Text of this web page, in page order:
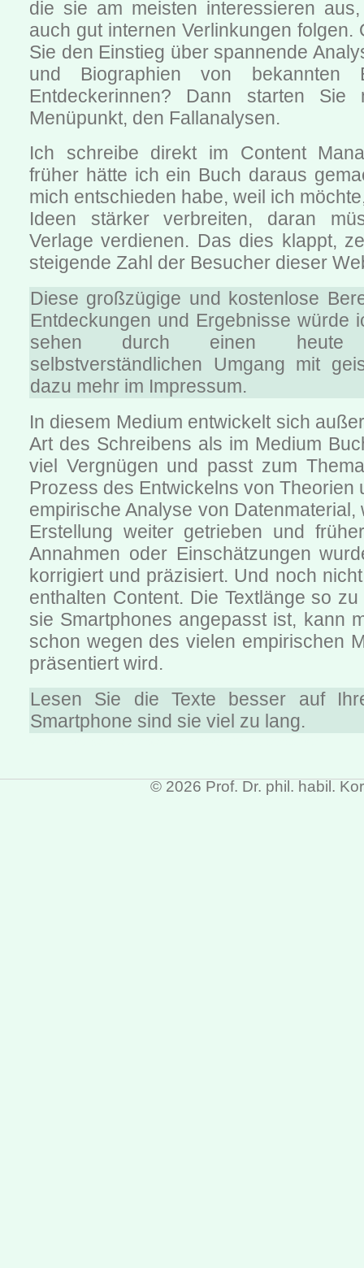
die sie am meisten interessieren
auch gut internen Verlinkungen folgen.
Sie den Einstieg über spannende
und Biographien von bekannten
Entdeckerinnen? Dann starten Sie
Menüpunkt, den Fallanalysen.
Ich schreibe direkt im Content
früher hätte ich ein Buch daraus
mich entschieden habe, weil ich
Ideen stärker verbreiten, daran
Verlage verdienen. Das dies klappt,
steigende Zahl der Besucher dieser
Diese großzügige und kostenlose
Entdeckungen und Ergebnisse würde
sehen durch einen
selbstverständlichen Umgang mit
dazu mehr im Impressum.
In diesem Medium entwickelt sich
Art des Schreibens als im Medium
viel Vergnügen und passt zum
Prozess des Entwickelns von Theorien
empirische Analyse von
Erstellung weiter getrieben und
Annahmen oder Einschätzungen
korrigiert und präzisiert. Und noch
enthalten Content. Die Textlänge so
sie Smartphones angepasst ist, kann
schon wegen des vielen empirischen
präsentiert wird.
Lesen Sie die Texte besser auf
Smartphone sind sie viel zu lang.
© 2026 Prof. Dr. phil. habil.